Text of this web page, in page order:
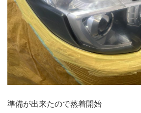
準備が出来たので蒸着開始